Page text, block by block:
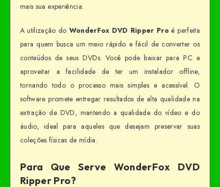
mais sua experiência.
A utilização do WonderFox DVD Ripper Proé perfeita
para quem busca um meio rápido e fácil de converter os
conteúdos de seus DVDs. Você pode baixar para PC e
aproveitar a facilidade de ter um instalador offline,
tornando todo o processo mais simples e acessível. O
software promete entregar resultados de alta qualidade na
extração de DVD, mantendo a qualidade do vídeo e do
áudio, ideal para aqueles que desejam preservar suas
coleções físicas de mídia.
Para Que Serve WonderFox DVD
Ripper Pro?